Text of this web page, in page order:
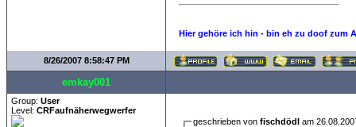
Hier gehöre ich hin - bin eh zu doof zum
8/26/2007 8:58:47 PM
emkay001
Group: User
Level: CRFaufnäherwegwerfer
geschrieben vonfischdödl am